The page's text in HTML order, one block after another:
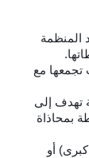
المنظمة
مع
تهدف إلى
بمحاذاة
أو